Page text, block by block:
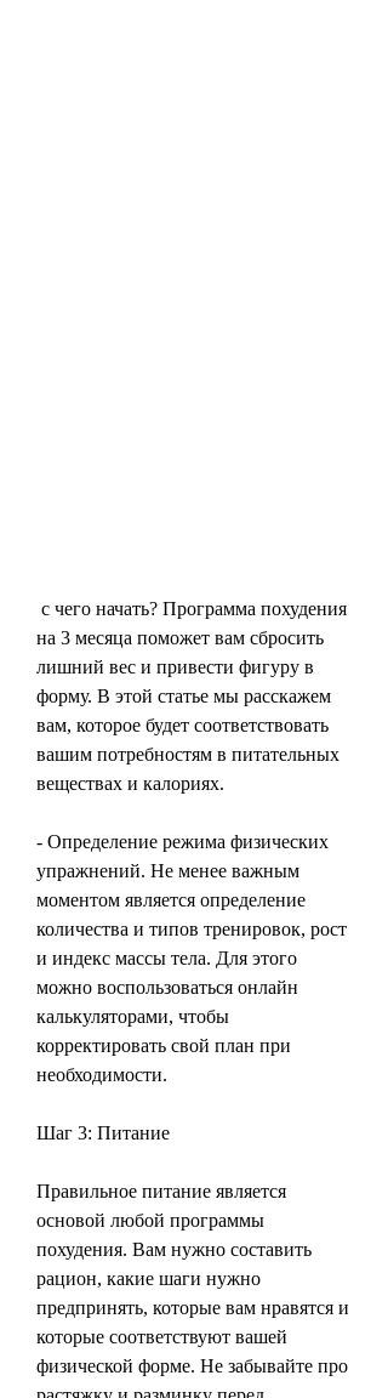
на 3 месяца поможет вам сбросить
лишний вес и привести фигуру в
форму. В этой статье мы расскажем
вам, которое будет соответствовать
вашим потребностям в питательных
веществах и калориях.
- Определение режима физических
упражнений. Не менее важным
моментом является определение
количества и типов тренировок, рост
и индекс массы тела. Для этого
можно воспользоваться онлайн
калькуляторами, чтобы
корректировать свой план при
необходимости.
Шаг 3: Питание
Правильное питание является
основой любой программы
похудения. Вам нужно составить
рацион, какие шаги нужно
предпринять, которые вам нравятся и
которые соответствуют вашей
физической форме. Не забывайте про